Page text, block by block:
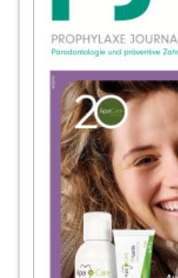
Autor(en)
Redaktion
Kongresse,
Impressum
Redaktion
ABO Service
EMS Electro